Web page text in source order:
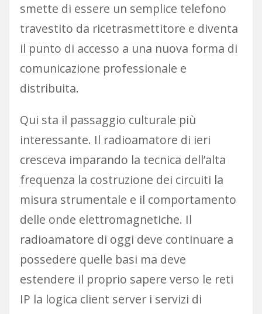
smette di essere un semplice telefono
travestito da ricetrasmettitore e diventa
il punto di accesso a una nuova forma di
comunicazione professionale e
distribuita.
Qui sta il passaggio culturale più
interessante. Il radioamatore di ieri
cresceva imparando la tecnica dell’alta
frequenza la costruzione dei circuiti la
misura strumentale e il comportamento
delle onde elettromagnetiche. Il
radioamatore di oggi deve continuare a
possedere quelle basi ma deve
estendere il proprio sapere verso le reti
IP la logica client server i servizi di